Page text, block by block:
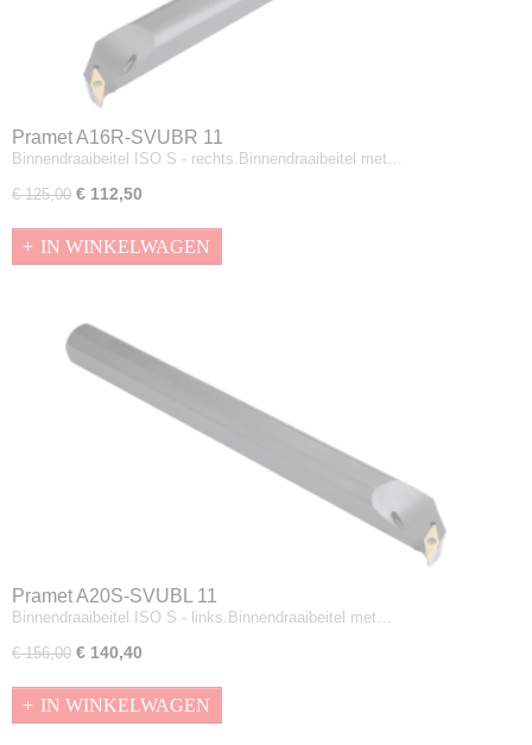
Pramet A16R-SVUBR 11
Binnendraaibeitel ISO S - rechts.Binnendraaibeitel met…
€ 125,00 € 112,50
IN WINKELWAGEN
Pramet A20S-SVUBL 11
Binnendraaibeitel ISO S - links.Binnendraaibeitel met…
€ 156,00 € 140,40
IN WINKELWAGEN